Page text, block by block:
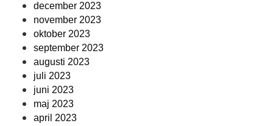
december 2023
november 2023
oktober 2023
september 2023
augusti 2023
juli 2023
juni 2023
maj 2023
april 2023